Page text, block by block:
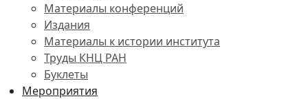
Материалы конференций
Издания
Материалы к истории института
Труды КНЦ РАН
Буклеты
Мероприятия